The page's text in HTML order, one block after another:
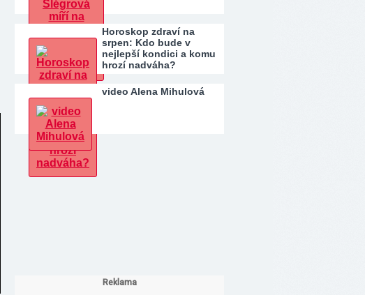
Horoskop zdraví na
srpen: Kdo bude v
nejlepší kondici a komu
hrozí nadváha?
video Alena Mihulová